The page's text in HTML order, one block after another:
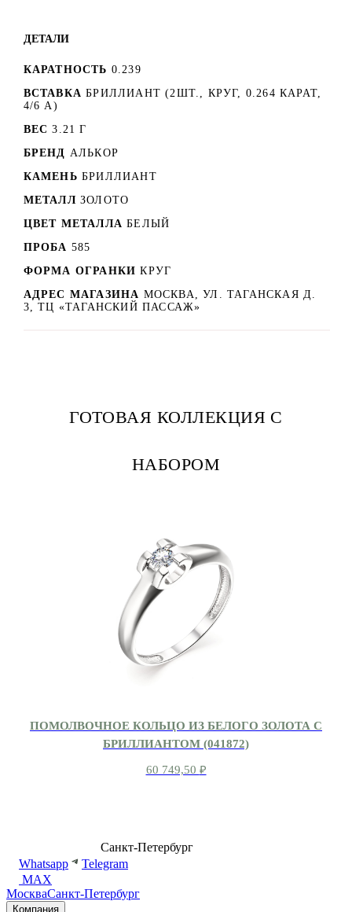
ДЕТАЛИ
КАРАТНОСТЬ 0.239
ВСТАВКА БРИЛЛИАНТ (2ШТ., КРУГ, 0.264 КАРАТ,
4/6 А)
ВЕС 3.21 Г
БРЕНД АЛЬКОР
КАМЕНЬ БРИЛЛИАНТ
МЕТАЛЛ ЗОЛОТО
ЦВЕТ МЕТАЛЛА БЕЛЫЙ
ПРОБА 585
ФОРМА ОГРАНКИ КРУГ
АДРЕС МАГАЗИНА МОСКВА, УЛ. ТАГАНСКАЯ Д.
3, ТЦ «ТАГАНСКИЙ ПАССАЖ»
ГОТОВАЯ КОЛЛЕКЦИЯ С
НАБОРОМ
ПОМОЛВОЧНОЕ КОЛЬЦО ИЗ БЕЛОГО ЗОЛОТА С
БРИЛЛИАНТОМ (041872)
60 749,50 ₽
Санкт-Петербург
Whatsapp
Telegram
MAX
МоскваСанкт-Петербург
Компания